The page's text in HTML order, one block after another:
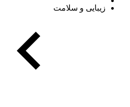
زیبایی و سلامت